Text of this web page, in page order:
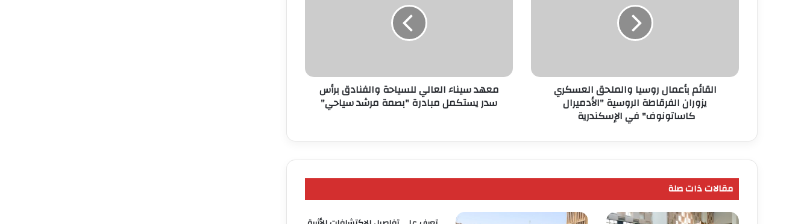
"الأدميرال
كاساتونوف"
الإسكندرية
القائم بأعمال روسيا والملحق العسكري
يزوران الفرقاطة الروسية "الأدميرال
كاساتونوف" في الإسكندرية
مبادرة
"بصمة
مرشد
معهد سيناء العالي للسياحة والفنادق برأس
سدر يستكمل مبادرة "بصمة مرشد سياحي"
مقالات ذات صلة